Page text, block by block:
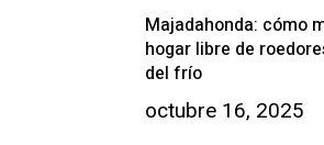
Majadahonda: cómo
hogar libre de
del frío
octubre 16, 2025